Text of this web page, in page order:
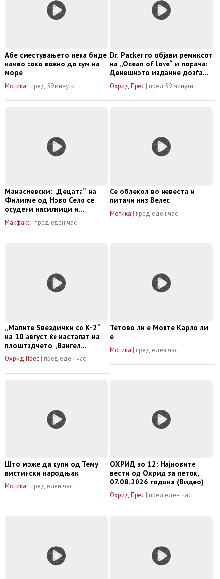
Абе сместувањето нека биде
какво сака важно да сум на
море
Мотика | пред 59 минути
Dr. Packer го објави ремиксот
на „Ocean of love“ и порача:
Денешното издание доаѓа
од многу талентираниот
Владимир Четкар!
Охрид Прес | пред 59 минути
Манасиевски: „Децата“ на
Филипче од Ново Село се
осудени насилници и
трговци со дрога
Макфакс | пред еден час
Се облекол во невеста и
питачи низ Велес
Мотика | пред еден час
„Малите Ѕвездички со К-2“
на 10 август ќе настапат на
плоштадчето „Вангел
Наумовски“ кај „Мини
маркет“
Охрид Прес | пред еден час
Тетово ли е Монте Карло ли
е
Мотика | пред еден час
Што може да купи од Тему
вистински народњак
Мотика | пред еден час
ОХРИД во 12: Најновите
вести од Охрид за петок,
07.08.2026 година (Видео)
Охрид Прес | пред еден час